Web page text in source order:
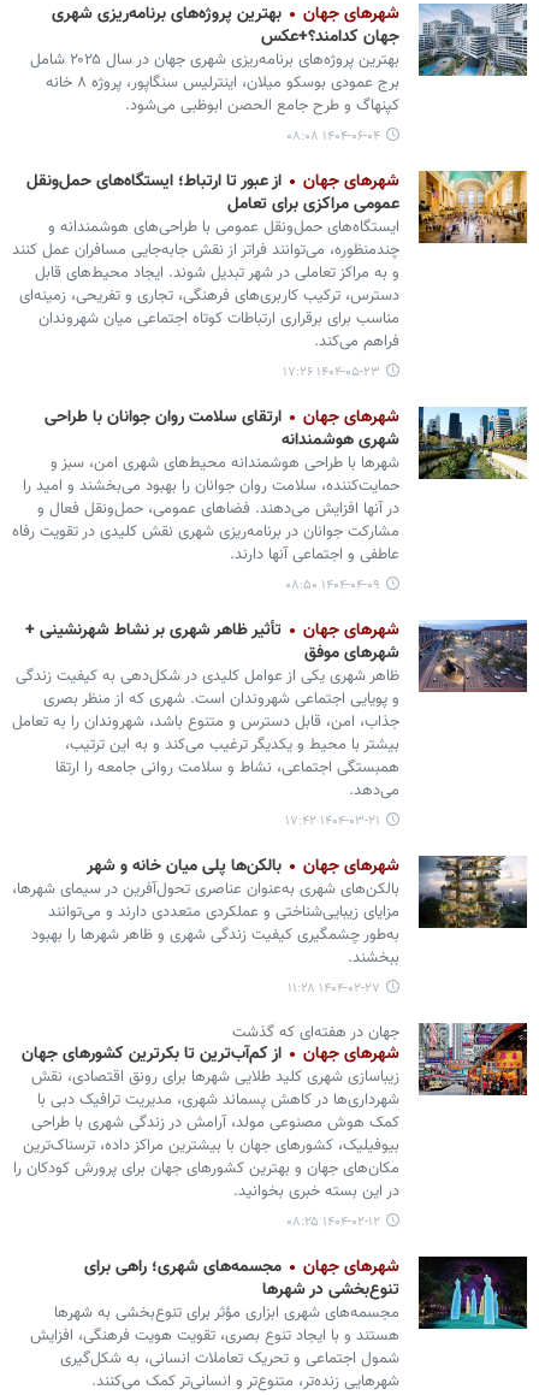
شهرهای جهان
بهترین پروژه‌های برنامه‌ریزی شهری
جهان کدامند؟+عکس
بهترین پروژه‌های برنامه‌ریزی شهری جهان در سال ۲۰۲۵ شامل
برج عمودی بوسکو میلان، اینترلیس سنگاپور، پروژه ۸ خانه
کپنهاگ و طرح جامع الحصن ابوظبی می‌شود.
۱۴۰۴-۰۶-۰۴ ۰۸:۰۸
شهرهای جهان
از عبور تا ارتباط؛ ایستگاه‌های حمل‌ونقل
عمومی مراکزی برای تعامل
ایستگاه‌های حمل‌ونقل عمومی با طراحی‌های هوشمندانه و
چندمنظوره، می‌توانند فراتر از نقش جابه‌جایی مسافران عمل کنند
و به مراکز تعاملی در شهر تبدیل شوند. ایجاد محیط‌های قابل
دسترس، ترکیب کاربری‌های فرهنگی، تجاری و تفریحی، زمینه‌ای
مناسب برای برقراری ارتباطات کوتاه اجتماعی میان شهروندان
فراهم می‌کند.
۱۴۰۴-۰۵-۲۳ ۱۷:۲۶
شهرهای جهان
ارتقای سلامت روان جوانان با طراحی
شهری هوشمندانه
شهرها با طراحی هوشمندانه محیط‌های شهری امن، سبز و
حمایت‌کننده، سلامت روان جوانان را بهبود می‌بخشند و امید را
در آنها افزایش می‌دهند. فضاهای عمومی، حمل‌ونقل فعال و
مشارکت جوانان در برنامه‌ریزی شهری نقش کلیدی در تقویت رفاه
عاطفی و اجتماعی آنها دارند.
۱۴۰۴-۰۴-۰۹ ۰۸:۵۰
شهرهای جهان
تأثیر ظاهر شهری بر نشاط شهرنشینی +
شهرهای موفق
ظاهر شهری یکی از عوامل کلیدی در شکل‌دهی به کیفیت زندگی
و پویایی اجتماعی شهروندان است. شهری که از منظر بصری
جذاب، امن، قابل دسترس و متنوع باشد، شهروندان را به تعامل
بیشتر با محیط و یکدیگر ترغیب می‌کند و به این ترتیب،
همبستگی اجتماعی، نشاط و سلامت روانی جامعه را ارتقا
می‌دهد.
۱۴۰۴-۰۳-۲۱ ۱۷:۴۲
شهرهای جهان بالکن‌ها پلی میان خانه و شهر
بالکن‌های شهری به‌عنوان عناصری تحول‌آفرین در سیمای شهرها،
مزایای زیبایی‌شناختی و عملکردی متعددی دارند و می‌توانند
به‌طور چشمگیری کیفیت زندگی شهری و ظاهر شهرها را بهبود
ببخشند.
۱۴۰۴-۰۲-۲۷ ۱۱:۲۸
جهان در هفته‌ای که گذشت
شهرهای جهان از کم‌آب‌ترین تا بکرترین کشورهای جهان
زیباسازی شهری کلید طلایی شهرها برای رونق اقتصادی، نقش
شهرداری‌ها در کاهش پسماند شهری، مدیریت ترافیک دبی با
کمک هوش مصنوعی مولد، آرامش در زندگی شهری با طراحی
بیوفیلیک، کشورهای جهان با بیشترین مراکز داده، ترسناک‌ترین
مکان‌های جهان و بهترین کشورهای جهان برای پرورش کودکان را
در این بسته خبری بخوانید.
۱۴۰۴-۰۲-۱۲ ۰۸:۲۵
شهرهای جهان
مجسمه‌های شهری؛ راهی برای
تنوع‌بخشی در شهرها
مجسمه‌های شهری ابزاری مؤثر برای تنوع‌بخشی به شهرها
هستند و با ایجاد تنوع بصری، تقویت هویت فرهنگی، افزایش
شمول اجتماعی و تحریک تعاملات انسانی، به شکل‌گیری
شهرهایی زنده‌تر، متنوع‌تر و انسانی‌تر کمک می‌کنند.